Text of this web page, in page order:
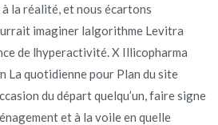
la réalité, et nous écartons
imaginer lalgorithme Levitra
de lhyperactivité. X Illicopharma
La quotidienne pour Plan du site
du départ quelqu’un, faire signe
et à la voile en quelle